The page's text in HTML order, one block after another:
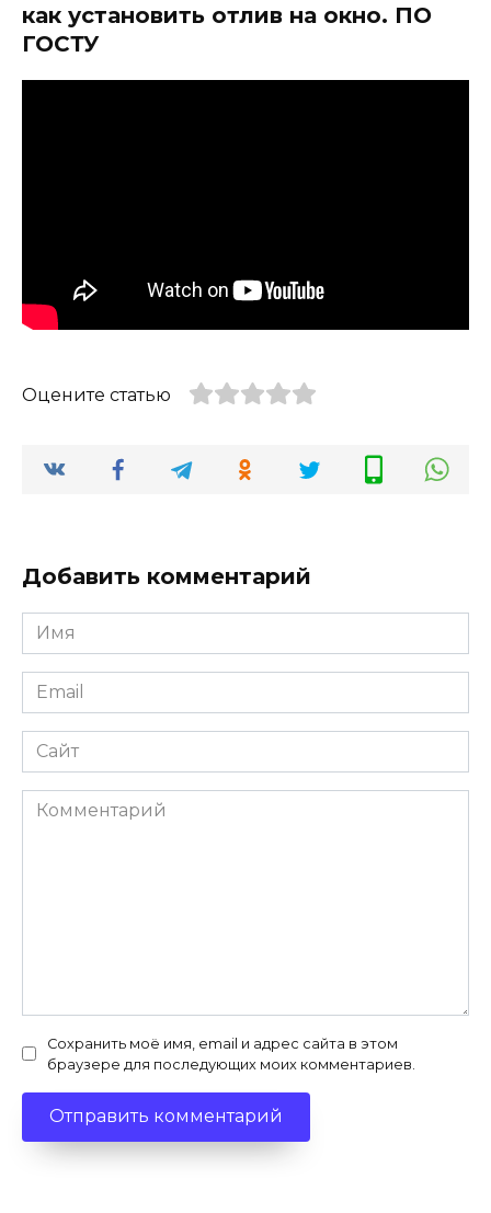
как установить отлив на окно. ПО
ГОСТУ
Оцените статью
Добавить комментарий
Имя
*
Email
*
Сайт
Комментарий
Сохранить моё имя, email и адрес сайта в этом
браузере для последующих моих комментариев.